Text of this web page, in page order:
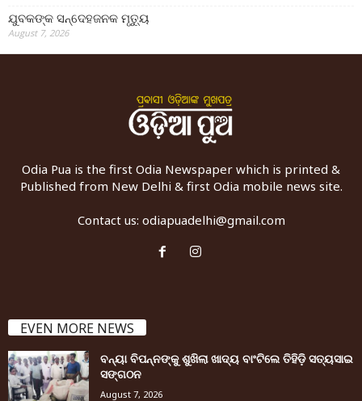
ଯୁବକଙ୍କ ସନ୍ଦେହଜନକ ମୃତ୍ୟୁ
August 7, 2026
Odia Pua is the first Odia Newspaper which is printed &
Published from New Delhi & first Odia mobile news site.
Contact us: odiapuadelhi@gmail.com
EVEN MORE NEWS
ବନ୍ୟା ବିପନ୍ନଙ୍କୁ ଶୁଖିଲା ଖାଦ୍ୟ ବାଂଟିଲେ ତିହିଡି଼ ସତ୍ୟସାଇ
ସଙ୍ଗଠନ
August 7, 2026